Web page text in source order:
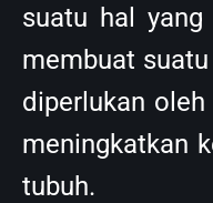
suatu hal
membuat
diperlukan
meningkatkan
tubuh.